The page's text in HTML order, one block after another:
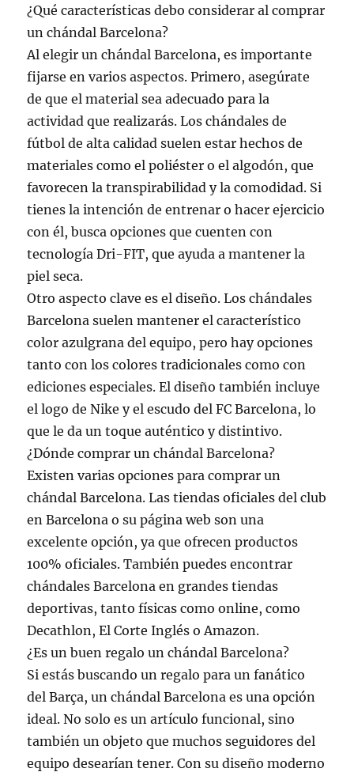
¿Qué características debo considerar al comprar
un chándal Barcelona?
Al elegir un chándal Barcelona, es importante
fijarse en varios aspectos. Primero, asegúrate
de que el material sea adecuado para la
actividad que realizarás. Los chándales de
fútbol de alta calidad suelen estar hechos de
materiales como el poliéster o el algodón, que
favorecen la transpirabilidad y la comodidad. Si
tienes la intención de entrenar o hacer ejercicio
con él, busca opciones que cuenten con
tecnología Dri-FIT, que ayuda a mantener la
piel seca.
Otro aspecto clave es el diseño. Los chándales
Barcelona suelen mantener el característico
color azulgrana del equipo, pero hay opciones
tanto con los colores tradicionales como con
ediciones especiales. El diseño también incluye
el logo de Nike y el escudo del FC Barcelona, lo
que le da un toque auténtico y distintivo.
¿Dónde comprar un chándal Barcelona?
Existen varias opciones para comprar un
chándal Barcelona. Las tiendas oficiales del club
en Barcelona o su página web son una
excelente opción, ya que ofrecen productos
100% oficiales. También puedes encontrar
chándales Barcelona en grandes tiendas
deportivas, tanto físicas como online, como
Decathlon, El Corte Inglés o Amazon.
¿Es un buen regalo un chándal Barcelona?
Si estás buscando un regalo para un fanático
del Barça, un chándal Barcelona es una opción
ideal. No solo es un artículo funcional, sino
también un objeto que muchos seguidores del
equipo desearían tener. Con su diseño moderno